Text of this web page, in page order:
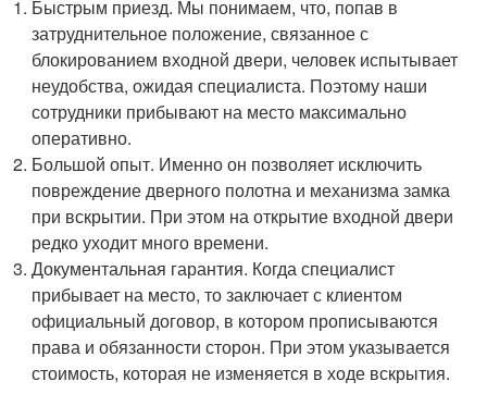
Быстрым приезд. Мы понимаем, что, попав в
затруднительное положение, связанное с
блокированием входной двери, человек испытывает
неудобства, ожидая специалиста. Поэтому наши
сотрудники прибывают на место максимально
оперативно.
Большой опыт. Именно он позволяет исключить
повреждение дверного полотна и механизма замка
при вскрытии. При этом на открытие входной двери
редко уходит много времени.
Документальная гарантия. Когда специалист
прибывает на место, то заключает с клиентом
официальный договор, в котором прописываются
права и обязанности сторон. При этом указывается
стоимость, которая не изменяется в ходе вскрытия.